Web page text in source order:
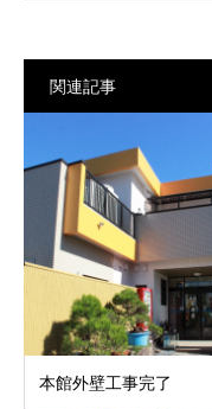
関連記事
本館外壁工事完了